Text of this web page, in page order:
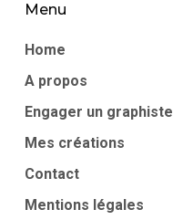
Menu
Home
A propos
Engager un graphiste
Mes créations
Contact
Mentions légales